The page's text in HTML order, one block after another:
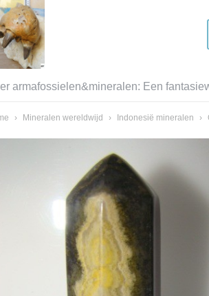
armafossielen&mineralen: Een
› Mineralen wereldwijd › Indonesië mineralen ›